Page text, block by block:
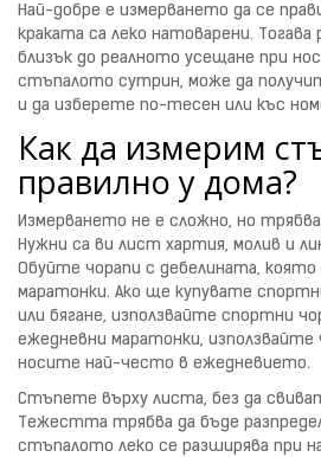
Най-добре е измерването да се
краката са леко натоварени.
близък до реалното усещане при
стъпалото сутрин, може да
и да изберете по-тесен или къс
Как да измерим
правилно у дома?
Измерването не е сложно, но
Нужни са ви лист хартия, молив и
Обуйте чорапи с дебелината,
маратонки. Ако ще купувате
или бягане, използвайте спортни
ежедневни маратонки,
носите най-често в ежедневието.
Стъпете върху листа, без да
Тежестта трябва да бъде
стъпалото леко се разширява при